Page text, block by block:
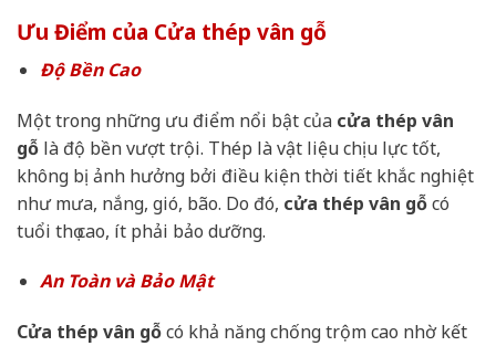
Ưu Điểm của Cửa thép vân gỗ
Độ Bền Cao
Một trong những ưu điểm nổi bật của cửa thép vân
gỗ là độ bền vượt trội. Thép là vật liệu chịu lực tốt,
không bị ảnh hưởng bởi điều kiện thời tiết khắc nghiệt
như mưa, nắng, gió, bão. Do đó, cửa thép vân gỗcó
tuổi thọ cao, ít phải bảo dưỡng.
An Toàn và Bảo Mật
Cửa thép vân gỗcó khả năng chống trộm cao nhờ kết